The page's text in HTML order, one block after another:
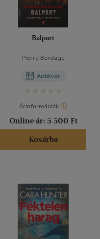
Balpart
Pierre Bordage
Antikvár
Árinformációk
Online ár: 5 500 Ft
Kosárba